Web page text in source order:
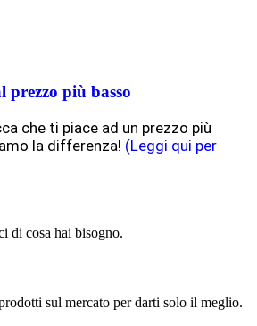
prezzo più basso
che ti piace ad un prezzo più
la differenza! (Leggi qui per
di cosa hai bisogno.
sul mercato per darti solo il meglio.